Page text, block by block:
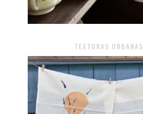
TEXTURAS URBANAS